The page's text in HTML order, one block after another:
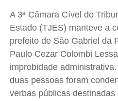
Meio Ambiente
Saúde
Cidades
Direitos
Economia
Cultura
Meio Ambiente
Saúde
Cidades
Direitos
Economia
Cultura
Meio Ambiente
Saúde
Cidades
Direitos
Economia
Cultura
Meio Ambiente
Saúde
Cidades
Direitos
Economia
Cultura
A 3ª Câmara Cível do
Estado (TJES) manteve a
prefeito de São Gabriel da
Paulo Cezar Colombi
improbidade
duas pessoas foram
verbas públicas